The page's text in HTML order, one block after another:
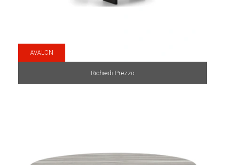
AVALON
Richiedi Prezzo